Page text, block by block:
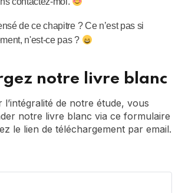
de ce chapitre ? Ce n’est pas si
n'est-ce pas ?
notre livre blanc
de notre étude, vous
notre livre blanc via ce formulaire
le lien de téléchargement par email.